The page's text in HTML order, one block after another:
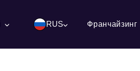
RUS Франчайзинг